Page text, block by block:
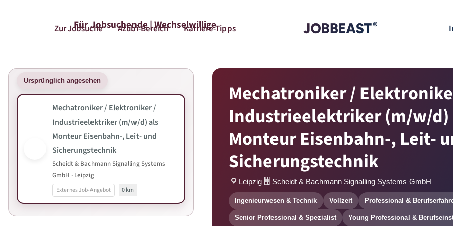
Für Jobsuchende | Wechselwillige
Zur Jobsuche Azubi-Bereich Karriere-Tipps
Ursprünglich angesehen
Mechatroniker / Elektroniker /
Industrieelektriker (m/w/d) als
Monteur Eisenbahn-, Leit- und
Sicherungstechnik
Scheidt & Bachmann Signalling Systems
GmbH · Leipzig
Externes Job-Angebot 0 km
Mechatroniker /
Industrieelektriker (m/w/d)
Monteur Eisenbahn-, Leit-
Sicherungstechnik
Leipzig Scheidt & Bachmann Signalling Systems GmbH
Ingenieurwesen & Technik Vollzeit Professional &
Senior Professional & Spezialist Young Professional &